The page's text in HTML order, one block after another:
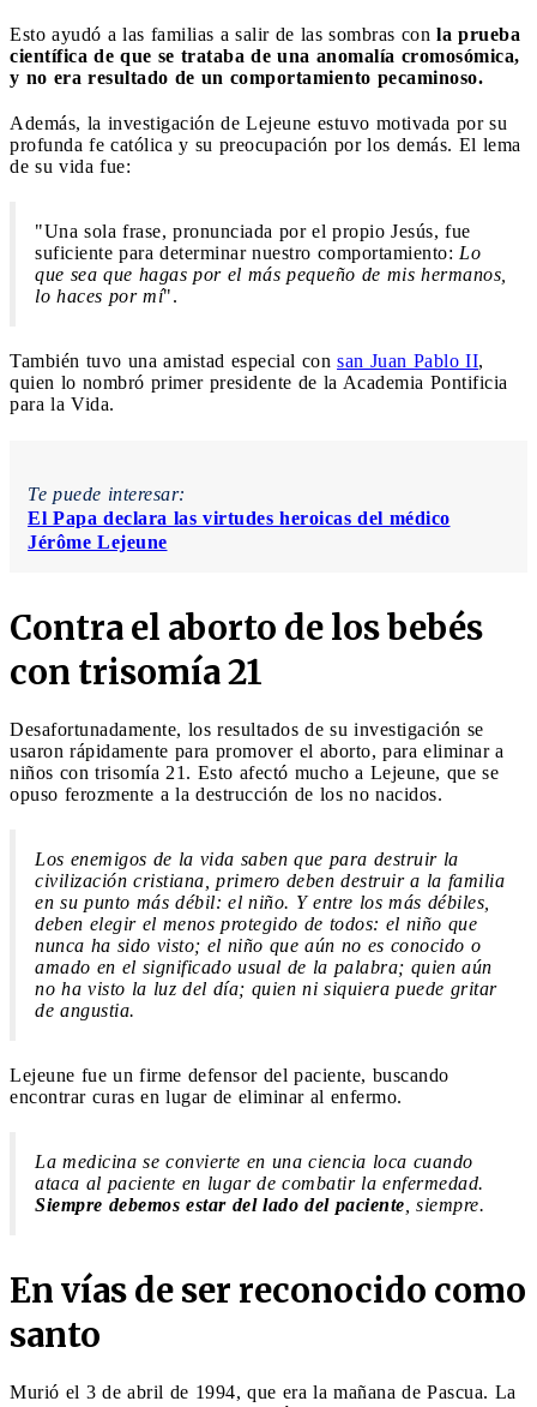
Esto ayudó a las familias a salir de las sombras con la prueba
científica de que se trataba de una anomalía cromosómica,
y no era resultado de un comportamiento pecaminoso.
Además, la investigación de Lejeune estuvo motivada por su
profunda fe católica y su preocupación por los demás. El lema
de su vida fue:
"Una sola frase, pronunciada por el propio Jesús, fue
suficiente para determinar nuestro comportamiento: Lo
que sea que hagas por el más pequeño de mis hermanos,
lo haces por mí".
También tuvo una amistad especial con san Juan Pablo II,
quien lo nombró primer presidente de la Academia Pontificia
para la Vida.
Te puede interesar:
El Papa declara las virtudes heroicas del médico
Jérôme Lejeune
Contra el aborto de los bebés
con trisomía 21
Desafortunadamente, los resultados de su investigación se
usaron rápidamente para promover el aborto, para eliminar a
niños con trisomía 21. Esto afectó mucho a Lejeune, que se
opuso ferozmente a la destrucción de los no nacidos.
Los enemigos de la vida saben que para destruir la
civilización cristiana, primero deben destruir a la familia
en su punto más débil: el niño. Y entre los más débiles,
deben elegir el menos protegido de todos: el niño que
nunca ha sido visto; el niño que aún no es conocido o
amado en el significado usual de la palabra; quien aún
no ha visto la luz del día; quien ni siquiera puede gritar
de angustia.
Lejeune fue un firme defensor del paciente, buscando
encontrar curas en lugar de eliminar al enfermo.
La medicina se convierte en una ciencia loca cuando
ataca al paciente en lugar de combatir la enfermedad.
Siempre debemos estar del lado del paciente , siempre.
En vías de ser reconocido como
santo
Murió el 3 de abril de 1994, que era la mañana de Pascua. La